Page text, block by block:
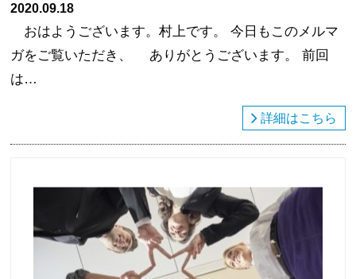
2020.09.18
おはようございます。村上です。 今日もこのメルマ
ガをご覧いただき、 ありがとうございます。 前回
は…
詳細はこちら